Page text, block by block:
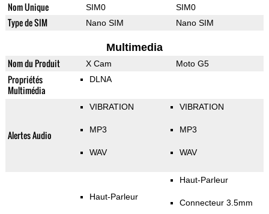
Nom Unique SIM0 SIM0
Type de SIM Nano SIM Nano SIM
Multimedia
Nom du Produit X Cam Moto G5
Propriétés
Multimédia
DLNA
Alertes Audio
VIBRATION
MP3
WAV
VIBRATION
MP3
WAV
Haut-Parleur
Haut-Parleur
Connecteur 3.5mm